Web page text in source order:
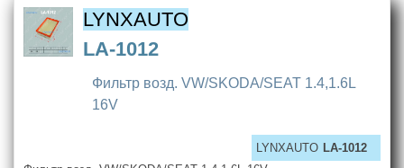
LYNXAUTO
LA-1012
Фильтр возд. VW/SKODA/SEAT 1.4,1.6L
16V
LYNXAUTO LA-1012